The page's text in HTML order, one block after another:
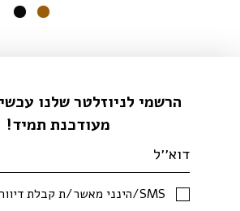
הרשמי לניוזלטר שלנו
מעודכנת תמיד!
SMS/הינני מאשר/ת קבלת דיוור במייל